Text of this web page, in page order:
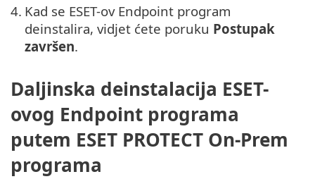
4. Kad se ESET-ov Endpoint program
deinstalira, vidjet ćete poruku Postupak
završen.
Daljinska deinstalacija ESET-
ovog Endpoint programa
putem ESET PROTECT On-Prem
programa